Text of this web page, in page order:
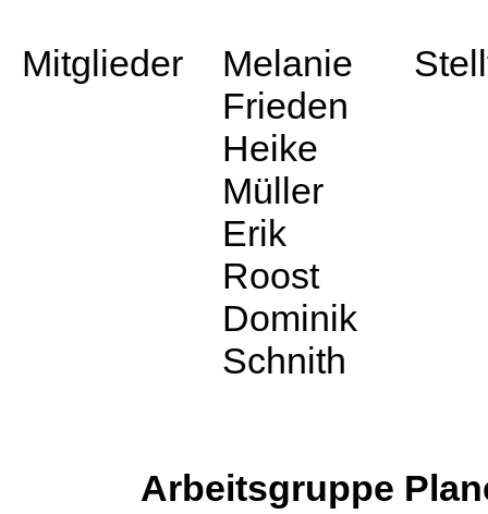
Mitglieder Melanie
Frieden
Heike
Müller
Erik
Roost
Dominik
Schnith
Arbeitsgruppe